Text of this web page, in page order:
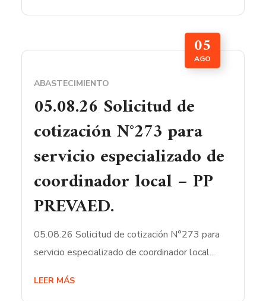
05
AGO
ABASTECIMIENTO
05.08.26 Solicitud de
cotización N°273 para
servicio especializado de
coordinador local – PP
PREVAED.
05.08.26 Solicitud de cotización N°273 para
servicio especializado de coordinador local...
LEER MÁS